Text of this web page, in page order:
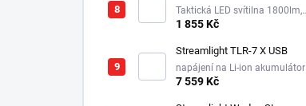
Taktická LED svítilna 1800lm,
1x18650, 3600mAh, USB-C
1 855 Kč
Streamlight TLR-7 X USB
napájení na Li-ion akumulátor,
725 lm / 550 lm
7 559 Kč